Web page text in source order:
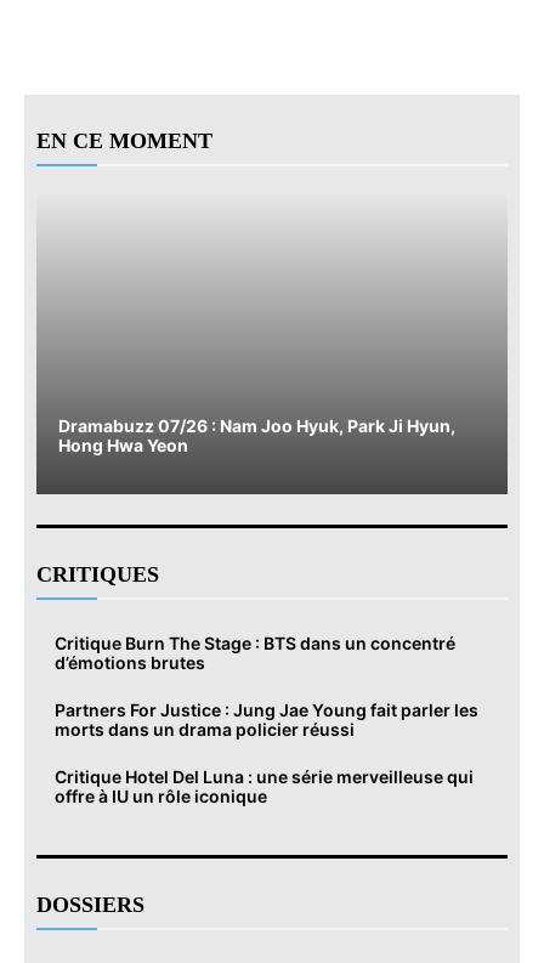
EN CE MOMENT
Dramabuzz 07/26 : Nam Joo Hyuk, Park Ji Hyun,
Hong Hwa Yeon
CRITIQUES
Critique Burn The Stage : BTS dans un concentré
d’émotions brutes
Partners For Justice : Jung Jae Young fait parler les
morts dans un drama policier réussi
Critique Hotel Del Luna : une série merveilleuse qui
offre à IU un rôle iconique
DOSSIERS